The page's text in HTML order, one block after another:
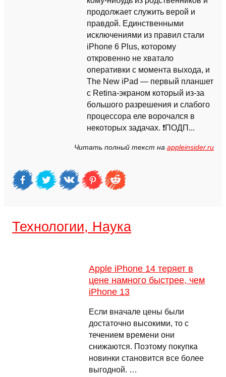
продолжает служить верой и
правдой. Единственными
исключениями из правил стали
iPhone 6 Plus, которому
откровенно не хватало
оперативки с момента выхода, и
The New iPad — первый планшет
с Retina-экраном который из-за
большого разрешения и слабого
процессора еле ворочался в
некоторых задачах. ❗ПОДП...
Читать полный текст на appleinsider.ru
Технологии, Наука
Apple iPhone 14 теряет в
цене намного быстрее, чем
iPhone 13
Если вначале цены были
достаточно высокими, то с
течением времени они
снижаются. Поэтому покупка
новинки становится все более
выгодной. …